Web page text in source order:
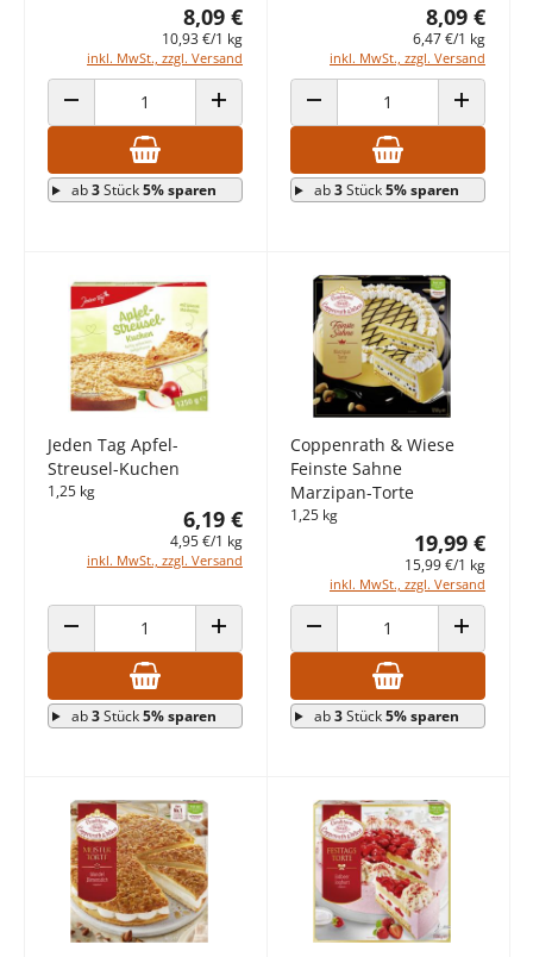
8,09 €
10,93 €/1 kg
inkl. MwSt., zzgl. Versand
ANZAHL VERRINGERN ANZAHL ERHÖHEN
ab3Stück5% sparen
8,09 €
6,47 €/1 kg
inkl. MwSt., zzgl. Versand
ANZAHL VERRINGERN ANZAHL
ab3Stück5% sparen
Jeden Tag Apfel-
Streusel-Kuchen
1,25 kg
6,19 €
4,95 €/1 kg
inkl. MwSt., zzgl. Versand
ANZAHL VERRINGERN ANZAHL ERHÖHEN
ab3Stück5% sparen
Coppenrath & Wiese
Feinste Sahne
Marzipan-Torte
1,25 kg
19,99 €
15,99 €/1 kg
inkl. MwSt., zzgl. Versand
ANZAHL VERRINGERN ANZAHL
ab3Stück5% sparen